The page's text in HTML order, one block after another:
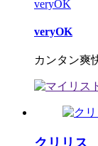
veryOK
veryOK
カンタン爽
クリリス